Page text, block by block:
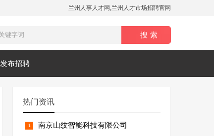
兰州人事人才网,兰州人才市场招聘官网
发布招聘
热门资讯
南京山纹智能科技有限公司